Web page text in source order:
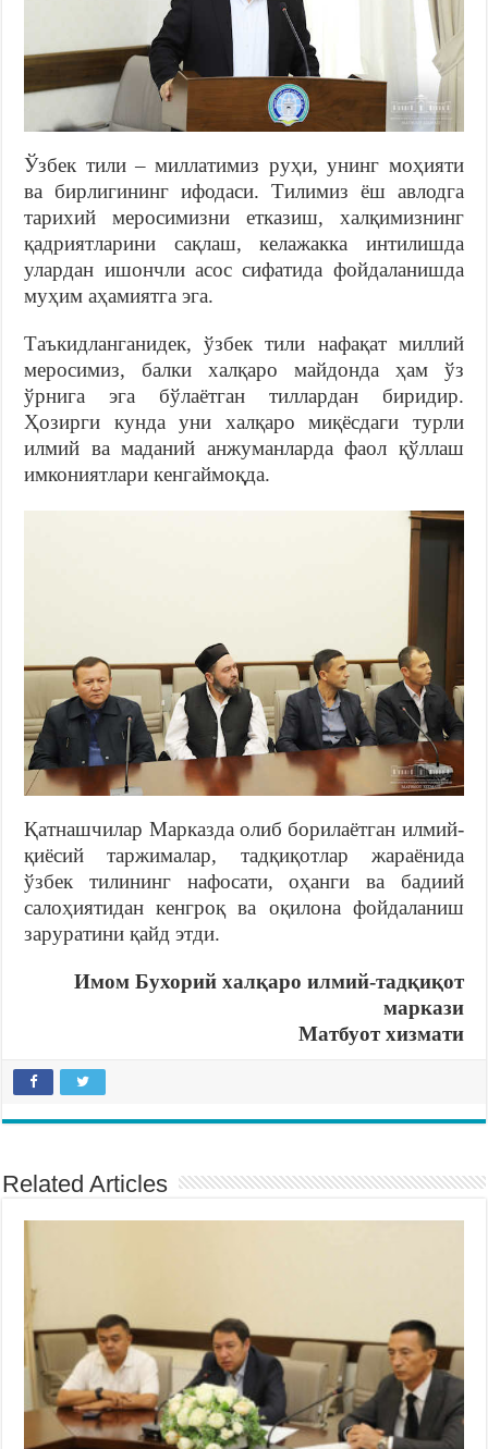
Ўзбек тили – миллатимиз руҳи, унинг моҳияти
ва бирлигининг ифодаси. Тилимиз ёш авлодга
тарихий меросимизни етказиш, халқимизнинг
қадриятларини сақлаш, келажакка интилишда
улардан ишончли асос сифатида фойдаланишда
муҳим аҳамиятга эга.
Таъкидланганидек, ўзбек тили нафақат миллий
меросимиз, балки халқаро майдонда ҳам ўз
ўрнига эга бўлаётган тиллардан биридир.
Ҳозирги кунда уни халқаро миқёсдаги турли
илмий ва маданий анжуманларда фаол қўллаш
имкониятлари кенгаймоқда.
Қатнашчилар Марказда олиб борилаётган илмий-
қиёсий таржималар, тадқиқотлар жараёнида
ўзбек тилининг нафосати, оҳанги ва бадиий
салоҳиятидан кенгроқ ва оқилона фойдаланиш
заруратини қайд этди.
Имом Бухорий халқаро илмий-тадқиқот
маркази
Матбуот хизмати
Related Articles